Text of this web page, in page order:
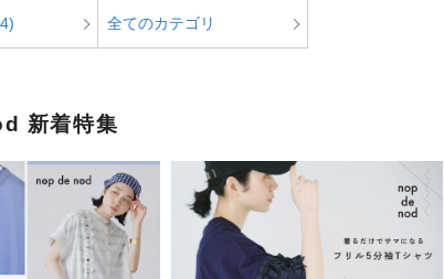
全てのカテゴリ
新着特集